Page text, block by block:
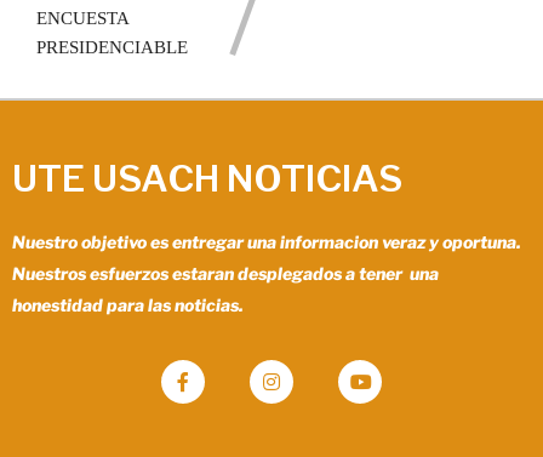
ENCUESTA
PRESIDENCIABLE
UTE USACH NOTICIAS
Nuestro objetivo es entregar una informacion veraz y oportuna.
Nuestros esfuerzos estaran desplegados a tener una
honestidad para las noticias.